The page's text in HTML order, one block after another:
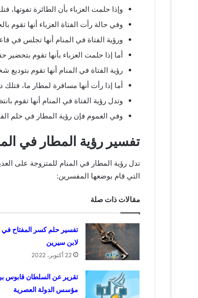
وإذا حلمت العزباء بأن الطائرة
وفي حالة رأت الفتاة العزباء أنها
ورؤية الفتاة في المنام أنها تجلس في
أما إذا حلمت العزباء بأنها تقوم
رؤية الفتاة في المنام أنها تقوم
أما إذا رأت أنها مسافرة لمطار ما،
وتدل رؤية الفتاة في المنام أنها تقوم
وفي العموم فإن رؤية المطار في حلم
تفسير رؤية المطار في
تدل رؤية المطار في المنام للمتزوجة على
التي قام بوضعها المفسرين:
مقالات ذات صلة
تفسير حلم كسر المفتاح في
لابن سيرين
22 أكتوبر، 2022
تقرير عن السلطان قابوس
مؤسس الدولة العصرية